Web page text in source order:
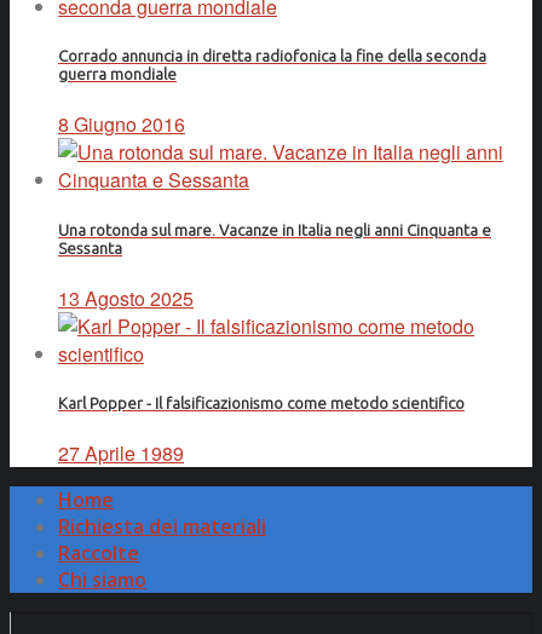
Corrado annuncia in diretta radiofonica la fine della seconda
guerra mondiale
8 Giugno 2016
Una rotonda sul mare. Vacanze in Italia negli anni Cinquanta e
Sessanta
13 Agosto 2025
Karl Popper - Il falsificazionismo come metodo scientifico
27 Aprile 1989
Home
Richiesta dei materiali
Raccolte
Chi siamo